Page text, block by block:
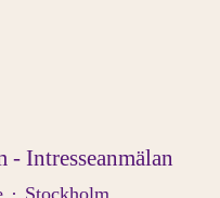
Intresseanmälan
· Stockholm